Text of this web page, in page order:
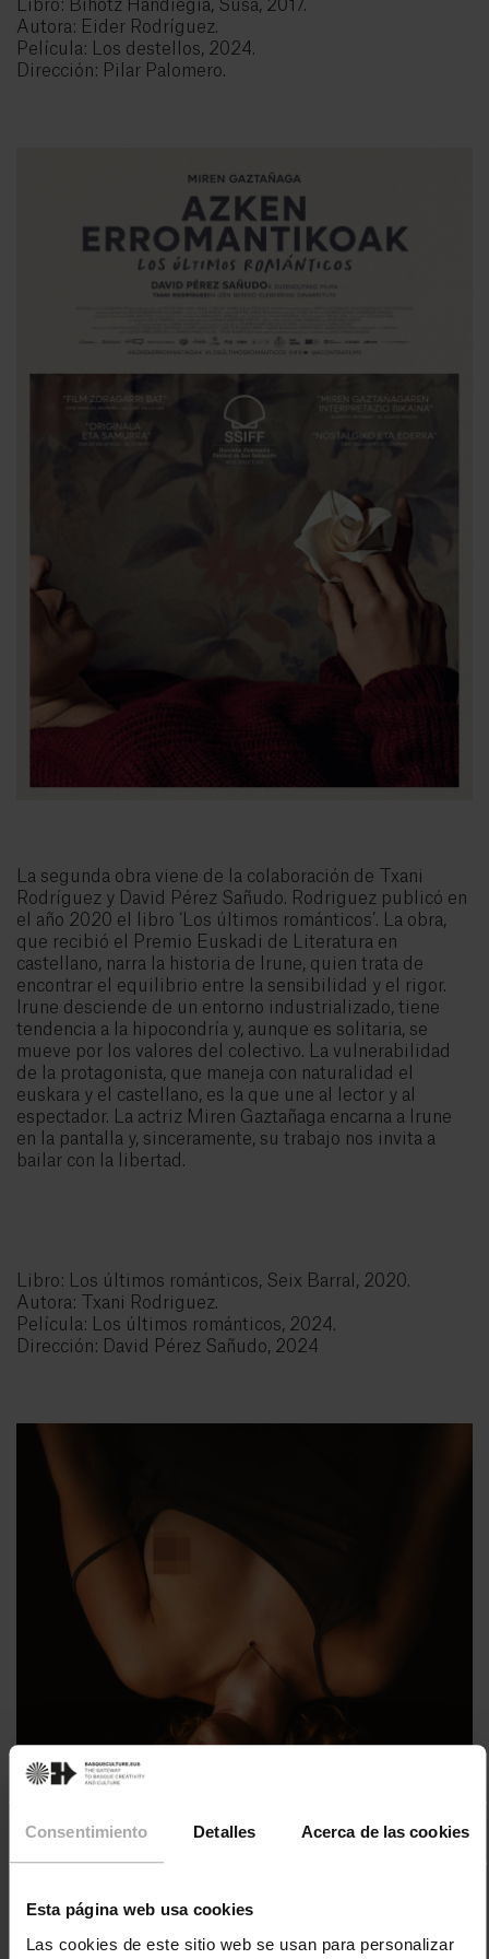
Consentimiento Detalles Acerca de las cookies
Esta página web usa cookies
Las cookies de este sitio web se usan para personalizar
Libro: Bihotz Handiegia, Susa, 2017.
Autora: Eider Rodríguez.
Película: Los destellos, 2024.
Dirección: Pilar Palomero.
La segunda obra viene de la colaboración de Txani
Rodríguez y David Pérez Sañudo. Rodriguez publicó en
el año 2020 el libro ‘Los últimos románticos’. La obra,
que recibió el Premio Euskadi de Literatura en
castellano, narra la historia de Irune, quien trata de
encontrar el equilibrio entre la sensibilidad y el rigor.
Irune desciende de un entorno industrializado, tiene
tendencia a la hipocondría y, aunque es solitaria, se
mueve por los valores del colectivo. La vulnerabilidad
de la protagonista, que maneja con naturalidad el
euskara y el castellano, es la que une al lector y al
espectador. La actriz Miren Gaztañaga encarna a Irune
en la pantalla y, sinceramente, su trabajo nos invita a
bailar con la libertad.
Libro: Los últimos románticos, Seix Barral, 2020.
Autora: Txani Rodriguez.
Película: Los últimos románticos, 2024.
Dirección: David Pérez Sañudo, 2024